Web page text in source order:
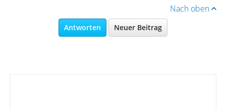
Nach oben
Antworten Neuer Beitrag